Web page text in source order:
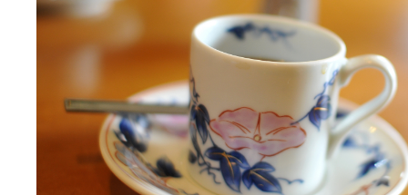
個人事業・フリーランス
ふるさと納税の基礎知識